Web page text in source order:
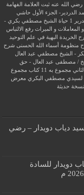
رضي الله عنه ثبت العلامة الفهامة
الجزء الأول حاشي
1
حياة الشيخ مصطفي بكري -
المعاملات و الميراث رفع الالتباس
الخريدة البهية في علم التوحيد
منظومة أسماء الله الحسنى شرح
- الشيخ مصطفي عبد العال
/ مصطفى عبد العال - حق
مجموع به 11 كتاب
مجموع
لسيدي مصطفي البكري معرض
حديثة
دياب دويدار – رضي
دويدار للسادة